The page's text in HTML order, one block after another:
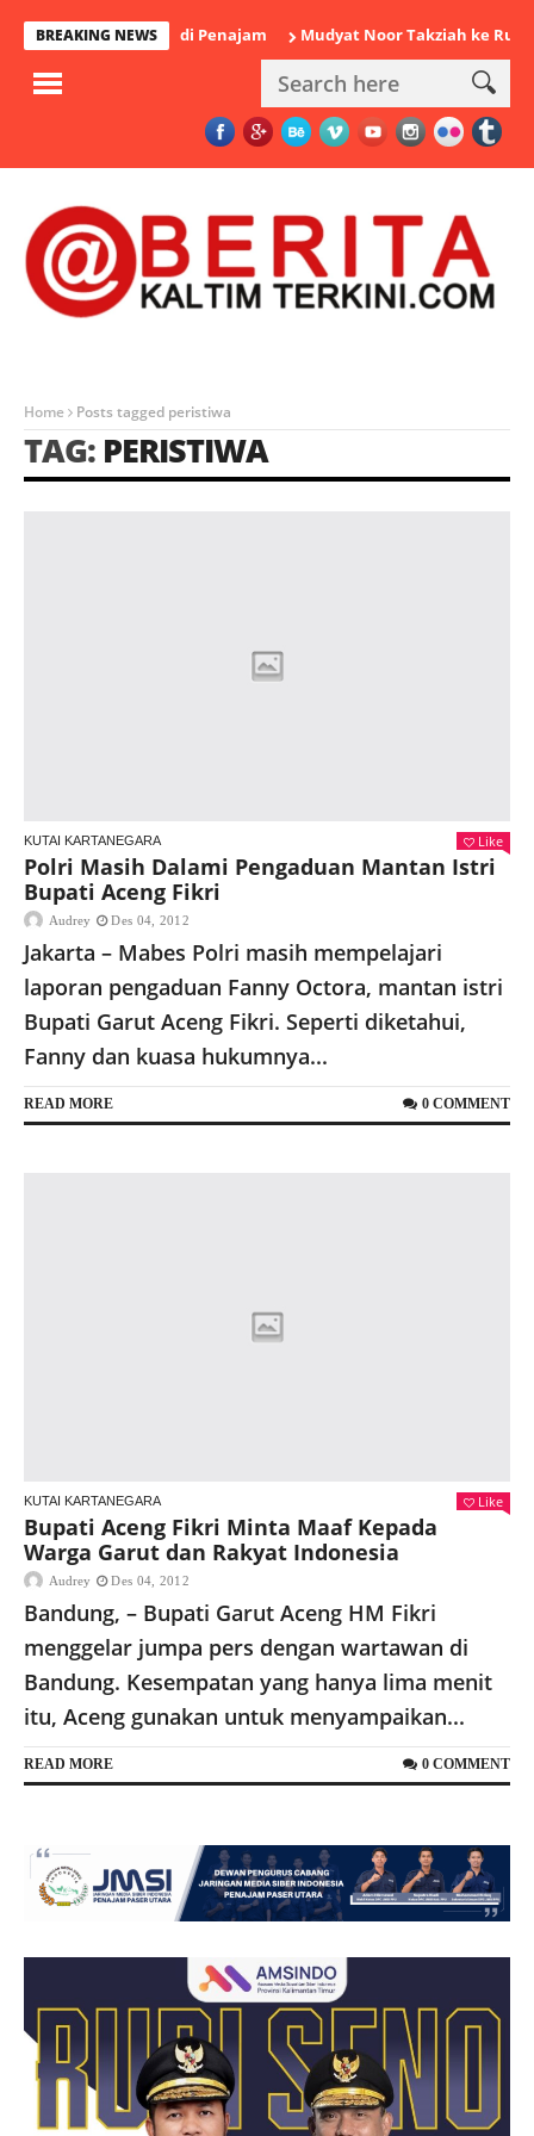
BREAKING NEWS
Diamankan Polisi di Penajam Mudyat Noor Takziah ke Rumah
Home Posts tagged peristiwa
TAG: PERISTIWA
KUTAI KARTANEGARA Like
Polri Masih Dalami Pengaduan Mantan Istri
Bupati Aceng Fikri
Audrey Des 04, 2012
Jakarta – Mabes Polri masih mempelajari
laporan pengaduan Fanny Octora, mantan istri
Bupati Garut Aceng Fikri. Seperti diketahui,
Fanny dan kuasa hukumnya...
READ MORE 0 COMMENT
KUTAI KARTANEGARA Like
Bupati Aceng Fikri Minta Maaf Kepada
Warga Garut dan Rakyat Indonesia
Audrey Des 04, 2012
Bandung, – Bupati Garut Aceng HM Fikri
menggelar jumpa pers dengan wartawan di
Bandung. Kesempatan yang hanya lima menit
itu, Aceng gunakan untuk menyampaikan...
READ MORE 0 COMMENT